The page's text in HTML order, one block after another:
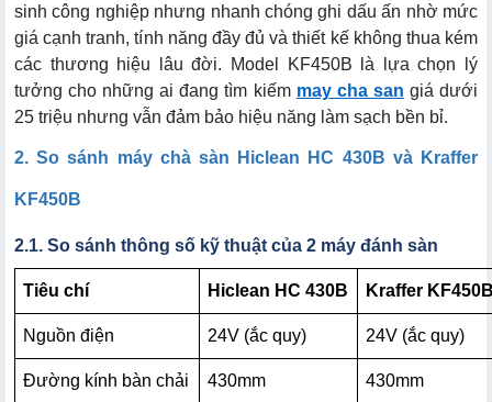
sinh công nghiệp nhưng nhanh chóng ghi dấu ấn nhờ mức
giá cạnh tranh, tính năng đầy đủ và thiết kế không thua kém
các thương hiệu lâu đời. Model KF450B là lựa chọn lý
tưởng cho những ai đang tìm kiếm may cha san giá dưới
25 triệu nhưng vẫn đảm bảo hiệu năng làm sạch bền bỉ.
2. So sánh máy chà sàn Hiclean HC 430B và Kraffer
KF450B
2.1. So sánh thông số kỹ thuật của 2 máy đánh sàn
Tiêu chí Hiclean HC 430B Kraffer
Nguồn điện 24V (ắc quy) 24V (ắc quy)
Đường kính bàn chải 430mm 430mm